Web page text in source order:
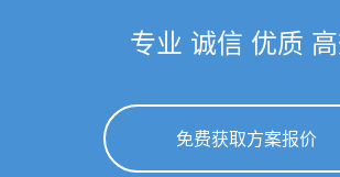
专业 诚信 优质
免费获取方案报价